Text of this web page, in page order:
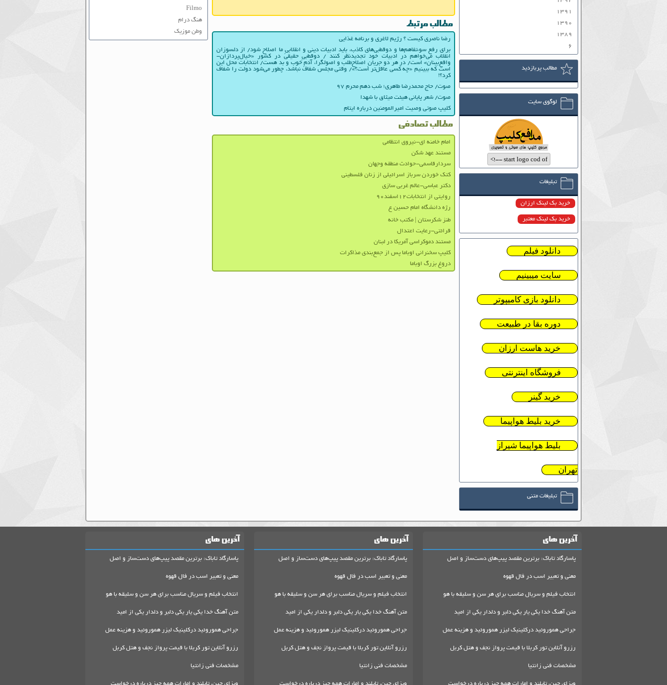
مطالب مرتبط
رضا ناصری کیست ؟ رژیم لاغری و برنامه غذایی
برای رفع سوءتفاهم‌ها و دوقطبی‌های کاذب، باید ادبیات دینی و انقلابیِ ما اصلاح شود/ از دلسوزان
انقلاب می‌خواهم در ادبیات‌ خود تجدیدنظر کنند / دوقطبیِ حقیقی در کشور «خیال‌پردازان-
واقع‌بینان» است/ در هر دو جریانِ اصلاح‌طلب و اصولگرا، آدمِ خوب و بد هست/ انتخابات محل این
است که ببینیم «چه کسی عاقل‌تر است؟»/ وقتی مجلس شفاف نباشد، چطور می‌شود دولت را شفاف
کرد؟!
صوت/ حاج محمدرضا طاهری؛ شب دهم محرم ۹۷
صوت/ شعر پایانی هیئت میثاق با شهدا
کلیپ صوتی وصیت امیرالمومنین درباره ایتام
مطالب تصادفی
امام خامنه ای-نیروی انتظامی
مستند عهد شکن
سردارقاسمی-حوادث منطقه وجهان
کتک خوردن سرباز اسرائیلی از زنان فلسطینی
دکتر عباسی-عالم غربی سازی
روایتی از انتخابات۱۲اسفند۹۰
رژه دانشگاه امام حسین ع
طنز شکرستان | مکتب خانه
قرائتی-رعایت اعتدال
مستند دموکراسی آمریکا در لبنان
کلیپ سخنرانی اوباما پس از جمع‌بندی مذاکرات
دروغ بزرگ اوباما
۱۳۹۱
۱۳۹۰
۱۳۸۹
۶
مطالب پربازدید
لوگوی سایت
تبلیغات
خرید بک لینک ارزان
خرید بک لینک معتبر
دانلود فیلم
سایت میبینیم
دانلود بازی کامیپوتر
دوره بقا در طبیعت
خرید هاست ارزان
فروشگاه اینترنتی
خرید گینر
خرید بلیط هواپیما
بلیط هواپیما شیراز
تهران
تبلیغات متنی
Filmo
هنگ درام
وطن موزیک
آخرین های
پاسارگاد تاباک: برترین مقصد پیپ‌های دست‌ساز و اصل
معنی و تعبیر اسب در فال قهوه
انتخاب فیلم و سریال مناسب برای هر سن و سلیقه با هو
متن آهنگ خدا یکی یار یکی دلبر و دلدار یکی از امید
جراحی هموروئید درکلینیک لیزر هموروئید و هزینه عمل
رزرو آنلاین تور کربلا با قیمت پرواز نجف و هتل کربل
مشخصات فنی زانتیا
آخرین های
پاسارگاد تاباک: برترین مقصد پیپ‌های دست‌ساز و اصل
معنی و تعبیر اسب در فال قهوه
انتخاب فیلم و سریال مناسب برای هر سن و سلیقه با هو
متن آهنگ خدا یکی یار یکی دلبر و دلدار یکی از امید
جراحی هموروئید درکلینیک لیزر هموروئید و هزینه عمل
رزرو آنلاین تور کربلا با قیمت پرواز نجف و هتل کربل
مشخصات فنی زانتیا
آخرین های
پاسارگاد تاباک: برترین مقصد پیپ‌های دست‌ساز و اصل
معنی و تعبیر اسب در فال قهوه
انتخاب فیلم و سریال مناسب برای هر سن و سلیقه با هو
متن آهنگ خدا یکی یار یکی دلبر و دلدار یکی از امید
جراحی هموروئید درکلینیک لیزر هموروئید و هزینه عمل
رزرو آنلاین تور کربلا با قیمت پرواز نجف و هتل کربل
مشخصات فنی زانتیا